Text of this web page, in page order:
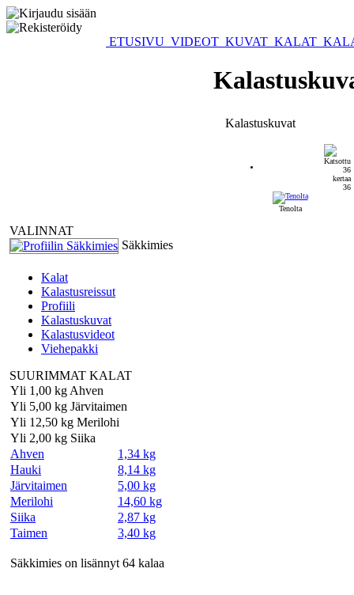
ETUSIVU VIDEOT KUVAT KALAT
VALINNAT
Säkkimies
Kalat
Kalastusreissut
Profiili
Kalastuskuvat
Kalastusvideot
Viehepakki
SUURIMMAT KALAT
Yli 1,00 kg Ahven
Yli 5,00 kg Järvitaimen
Yli 12,50 kg Merilohi
Yli 2,00 kg Siika
Ahven
1,34 kg
Hauki
8,14 kg
Järvitaimen
5,00 kg
Merilohi
14,60 kg
Siika
2,87 kg
Taimen
3,40 kg
Säkkimies on lisännyt 64 kalaa
Kalastuskuvat
36
Tenolta